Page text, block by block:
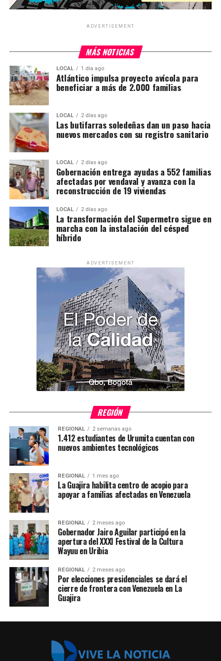
ADVERTISEMENT
MÁS NOTICIAS
LOCAL 1 día ago
Atlántico impulsa proyecto avícola para
beneficiar a más de 2.000 familias
LOCAL 2 días ago
Las butifarras soledeñas dan un paso hacia
nuevos mercados con su registro sanitario
LOCAL 2 días ago
Gobernación entrega ayudas a 552 familias
afectadas por vendaval y avanza con la
reconstrucción de 19 viviendas
LOCAL 2 días ago
La transformación del Supermetro sigue en
marcha con la instalación del césped
híbrido
ADVERTISEMENT
REGIÓN
REGIONAL 2 semanas ago
1.412 estudiantes de Urumita cuentan con
nuevos ambientes tecnológicos
REGIONAL 1 mes ago
La Guajira habilita centro de acopio para
apoyar a familias afectadas en Venezuela
REGIONAL 2 meses ago
Gobernador Jairo Aguilar participó en la
apertura del XXXI Festival de la Cultura
Wayuu en Uribia
REGIONAL 2 meses ago
Por elecciones presidenciales se dará el
cierre de frontera con Venezuela en La
Guajira